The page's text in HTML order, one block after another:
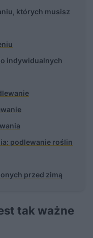
których musisz
indywidualnych
podlewanie roślin
przed zimą
tak ważne